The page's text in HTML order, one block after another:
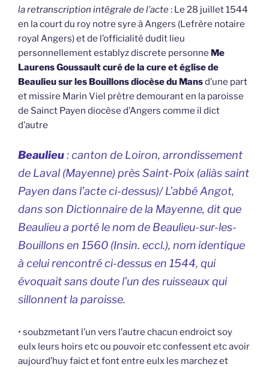
la retranscription intégrale de l’acte: Le 28 juillet 1544
en la court du roy notre syre à Angers (Lefrère notaire
royal Angers) et de l’officialité dudit lieu
personnellement establyz discrete personne Me
Laurens Goussault curé de la cure et église de
Beaulieu sur les Bouillons diocèse du Mansd’une part
et missire Marin Viel prêtre demourant en la paroisse
de Sainct Payen diocèse d’Angers comme il dict
d’autre
Beaulieu: canton de Loiron, arrondissement
de Laval (Mayenne) près Saint-Poix (aliàs saint
Payen dans l’acte ci-dessus)/ L’abbé Angot,
dans son Dictionnaire de la Mayenne, dit que
Beaulieu a porté le nom de Beaulieu-sur-les-
Bouillonsen 1560 (Insin. eccl.), nom identique
à celui rencontré ci-dessus en 1544, qui
évoquait sans doute l’un des ruisseaux qui
sillonnent la paroisse.
• soubzmetant l’un vers l’autre chacun endroict soy
eulx leurs hoirs etc ou pouvoir etc confessent etc avoir
aujourd’huy faict et font entre eulx les marchez et